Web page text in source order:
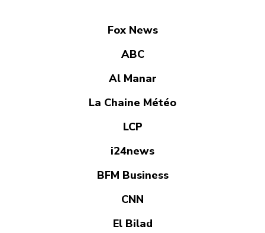
Fox News
ABC
Al Manar
La Chaine Météo
LCP
i24news
BFM Business
CNN
El Bilad